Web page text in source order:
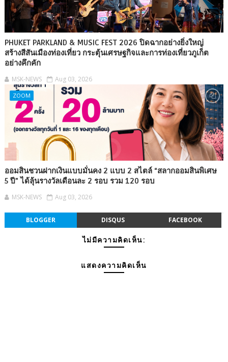
PHUKET PARKLAND & MUSIC FEST 2026 ปิดฉากอย่างยิ่งใหญ่
สร้างสีสันเมืองท่องเที่ยว กระตุ้นเศรษฐกิจและการท่องเที่ยวภูเก็ต
อย่างคึกคัก
MSK-NEWS Aug 03, 2026
ZOOM
ออมสินชวนฝากเงินแบบมั่นคง 2 แบบ 2 สไตล์ “สลากออมสินพิเศษ
5 ปี” ได้ลุ้นรางวัลเดือนละ 2 รอบ รวม 120 รอบ
MSK-NEWS Aug 03, 2026
BLOGGER DISQUS FACEBOOK
ไม่มีความคิดเห็น:
แสดงความคิดเห็น